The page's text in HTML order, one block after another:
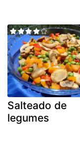
Salteado de
legumes